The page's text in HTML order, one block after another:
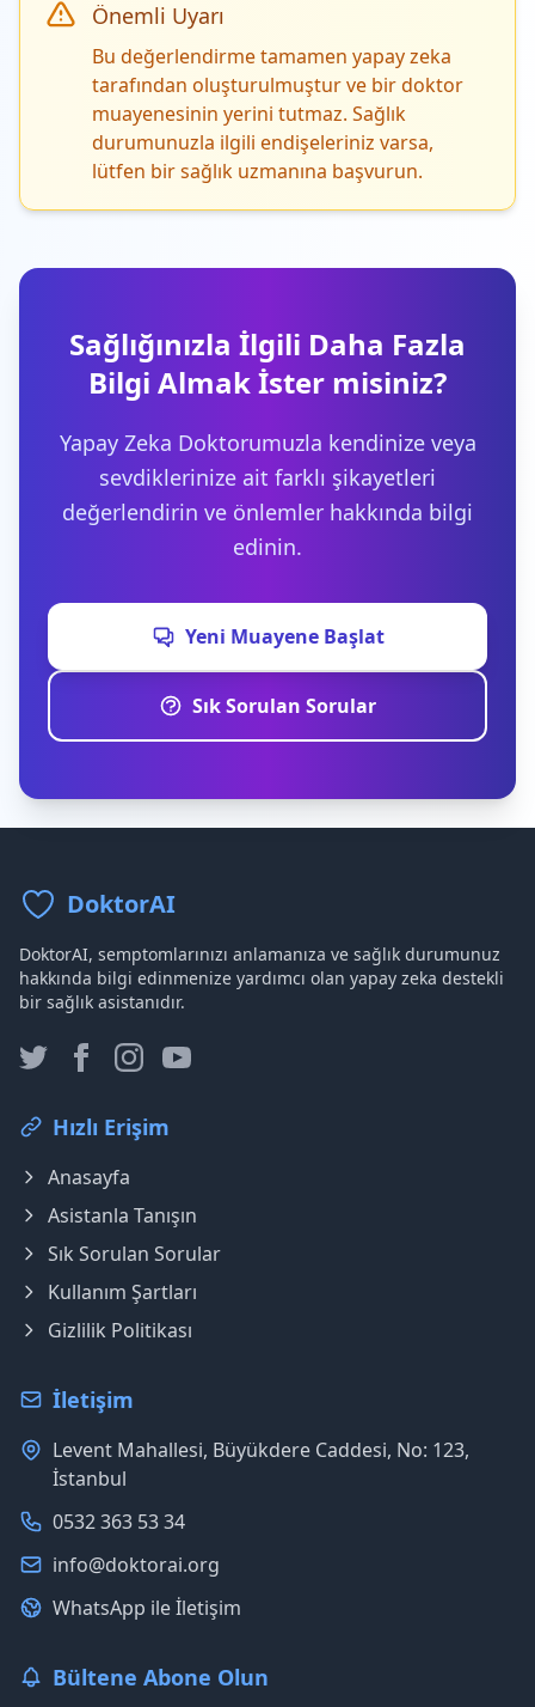
Önemli Uyarı
Bu değerlendirme tamamen yapay zeka
tarafından oluşturulmuştur ve bir doktor
muayenesinin yerini tutmaz. Sağlık
durumunuzla ilgili endişeleriniz varsa,
lütfen bir sağlık uzmanına başvurun.
Sağlığınızla İlgili Daha Fazla
Bilgi Almak İster misiniz?
Yapay Zeka Doktorumuzla kendinize veya
sevdiklerinize ait farklı şikayetleri
değerlendirin ve önlemler hakkında bilgi
edinin.
Yeni Muayene Başlat
Sık Sorulan Sorular
DoktorAI
DoktorAI, semptomlarınızı anlamanıza ve sağlık durumunuz
hakkında bilgi edinmenize yardımcı olan yapay zeka destekli
bir sağlık asistanıdır.
Hızlı Erişim
Anasayfa
Asistanla Tanışın
Sık Sorulan Sorular
Kullanım Şartları
Gizlilik Politikası
İletişim
Levent Mahallesi, Büyükdere Caddesi, No: 123,
İstanbul
0532 363 53 34
info@doktorai.org
WhatsApp ile İletişim
Bültene Abone Olun